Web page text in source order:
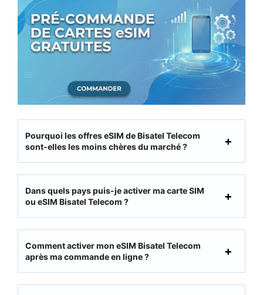
Pourquoi les offres eSIM de Bisatel Telecom
sont-elles les moins chères du marché ?
Dans quels pays puis-je activer ma carte SIM
ou eSIM Bisatel Telecom ?
Comment activer mon eSIM Bisatel Telecom
après ma commande en ligne ?